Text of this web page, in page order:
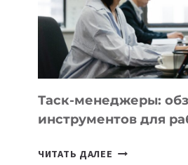
ИСКУССТВЕННОМУ
ИНТЕЛЛЕКТУ
Таск-менеджеры:
инструментов для
ЧИТАТЬ ДАЛЕЕ ТАСК-